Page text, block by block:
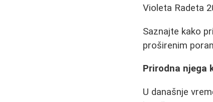
Violeta Radeta
Saznajte kako
proširenim
Prirodna njega
U današnje